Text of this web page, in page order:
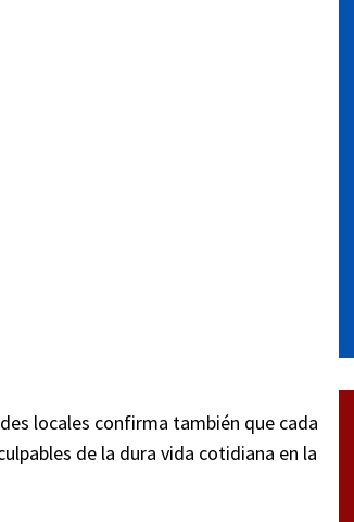
locales confirma también que cada
de la dura vida cotidiana en la